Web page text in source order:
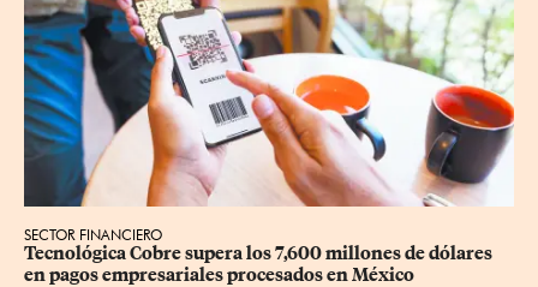
SECTOR FINANCIERO
Tecnológica Cobre supera los 7,600 millones de dólares
en pagos empresariales procesados en México